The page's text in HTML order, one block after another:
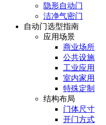
隐形自动门
洁净气密门
自动门选型指南
应用场景
商业场所
公共设施
工业应用
室内家用
特殊定制
结构布局
门体尺寸
开门方式